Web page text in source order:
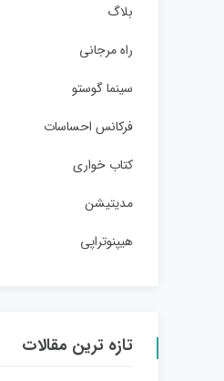
بلاگ
راه مرجانی
سینما گوستو
فرکانس احساسات
کتاب خواری
مدیتیشن
هیپنوتراپی
تازه ترین مقالات